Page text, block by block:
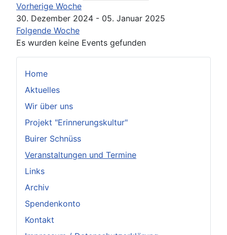
Home
Aktuelles
Wir über uns
Projekt "Erinnerungskultur"
Buirer Schnüss
Veranstaltungen und Termine
Links
Archiv
Spendenkonto
Kontakt
Vorherige Woche
30. Dezember 2024 - 05. Januar 2025
Folgende Woche
Es wurden keine Events gefunden